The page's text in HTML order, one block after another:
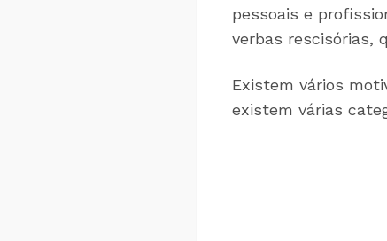
pessoais e
verbas rescisórias,
Existem vários
existem várias